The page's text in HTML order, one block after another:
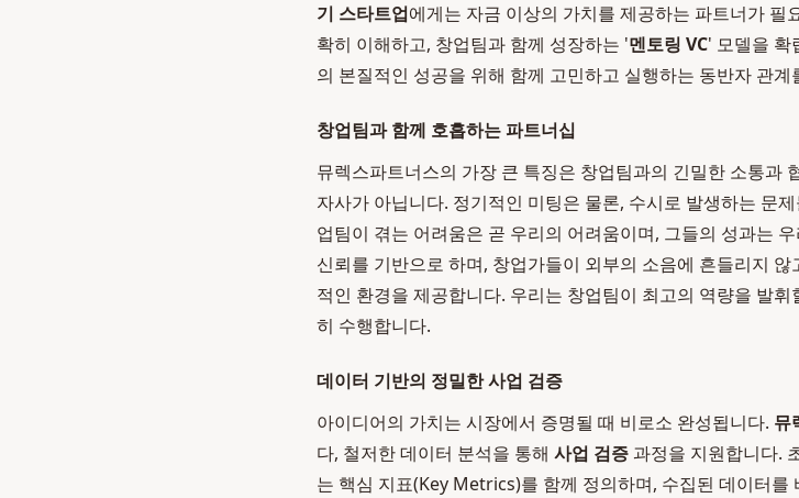
기 스타트업에게는 자금 이상의 가치를 제공하는 파트너가 필
확히 이해하고, 창업팀과 함께 성장하는 '멘토링 VC' 모델을 확
의 본질적인 성공을 위해 함께 고민하고 실행하는 동반자 관계
창업팀과 함께 호흡하는 파트너십
뮤렉스파트너스의 가장 큰 특징은 창업팀과의 긴밀한 소통과
자사가 아닙니다. 정기적인 미팅은 물론, 수시로 발생하는 문
업팀이 겪는 어려움은 곧 우리의 어려움이며, 그들의 성과는
신뢰를 기반으로 하며, 창업가들이 외부의 소음에 흔들리지
적인 환경을 제공합니다. 우리는 창업팀이 최고의 역량을 발
히 수행합니다.
데이터 기반의 정밀한 사업 검증
아이디어의 가치는 시장에서 증명될 때 비로소 완성됩니다. 뮤
다, 철저한 데이터 분석을 통해 사업 검증 과정을 지원합니다.
는 핵심 지표(Key Metrics)를 함께 정의하며, 수집된 데이터